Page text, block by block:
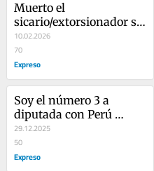
Muerto el
sicario/extorsionador se
acaba el cáncer
10.02.2026
70
Expreso
Soy el número 3 a
diputada con Perú
Federal
29.12.2025
50
Expreso